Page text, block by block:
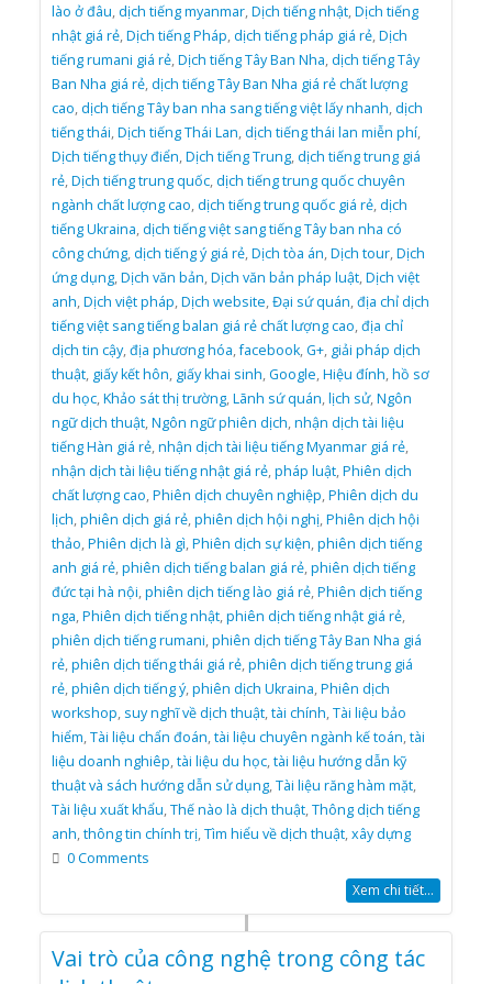
lào ở đâu,dịch tiếng myanmar,Dịch tiếng nhật,Dịch tiếng
nhật giá rẻ,Dịch tiếng Pháp,dịch tiếng pháp giá rẻ,Dịch
tiếng rumani giá rẻ,Dịch tiếng Tây Ban Nha,dịch tiếng Tây
Ban Nha giá rẻ,dịch tiếng Tây Ban Nha giá rẻ chất lượng
cao,dịch tiếng Tây ban nha sang tiếng việt lấy nhanh,dịch
tiếng thái,Dịch tiếng Thái Lan,dịch tiếng thái lan miễn phí,
Dịch tiếng thụy điển,Dịch tiếng Trung,dịch tiếng trung giá
rẻ,Dịch tiếng trung quốc,dịch tiếng trung quốc chuyên
ngành chất lượng cao,dịch tiếng trung quốc giá rẻ,dịch
tiếng Ukraina,dịch tiếng việt sang tiếng Tây ban nha có
công chứng,dịch tiếng ý giá rẻ,Dịch tòa án,Dịch tour,Dịch
ứng dụng,Dịch văn bản,Dịch văn bản pháp luật,Dịch việt
anh,Dịch việt pháp,Dịch website,Đại sứ quán,địa chỉ dịch
tiếng việt sang tiếng balan giá rẻ chất lượng cao,địa chỉ
dịch tin cậy,địa phương hóa,facebook,G+, giải pháp dịch
thuật, giấy kết hôn, giấy khai sinh,Google,Hiệu đính,hồ sơ
du học,Khảo sát thị trường,Lãnh sứ quán,lịch sử,Ngôn
ngữ dịch thuật,Ngôn ngữ phiên dịch,nhận dịch tài liệu
tiếng Hàn giá rẻ,nhận dịch tài liệu tiếng Myanmar giá rẻ,
nhận dịch tài liệu tiếng nhật giá rẻ,pháp luật,Phiên dịch
chất lượng cao,Phiên dịch chuyên nghiệp,Phiên dịch du
lịch,phiên dịch giá rẻ,phiên dịch hội nghị,Phiên dịch hội
thảo,Phiên dịch là gì,Phiên dịch sự kiện,phiên dịch tiếng
anh giá rẻ,phiên dịch tiếng balan giá rẻ,phiên dịch tiếng
đức tại hà nội,phiên dịch tiếng lào giá rẻ,Phiên dịch tiếng
nga,Phiên dịch tiếng nhật,phiên dịch tiếng nhật giá rẻ,
phiên dịch tiếng rumani,phiên dịch tiếng Tây Ban Nha giá
rẻ,phiên dịch tiếng thái giá rẻ,phiên dịch tiếng trung giá
rẻ,phiên dịch tiếng ý,phiên dịch Ukraina,Phiên dịch
workshop, suy nghĩ về dịch thuật,tài chính,Tài liệu bảo
hiểm,Tài liệu chẩn đoán,tài liệu chuyên ngành kế toán,tài
liệu doanh nghiêp,tài liệu du học,tài liệu hướng dẫn kỹ
thuật và sách hướng dẫn sử dụng,Tài liệu răng hàm mặt,
Tài liệu xuất khẩu,Thế nào là dịch thuật,Thông dịch tiếng
anh,thông tin chính trị,Tìm hiểu về dịch thuật,xây dựng
0 Comments
Xem chi tiết...
Vai trò của công nghệ trong công tác